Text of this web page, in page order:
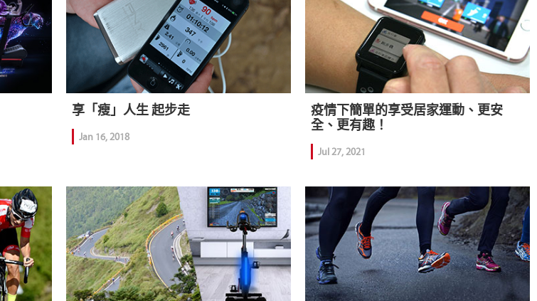
享「瘦」人生 起步走
Jan 16, 2018
疫情下簡單的享受居家運動、更安
全、更有趣！
Jul 27, 2021